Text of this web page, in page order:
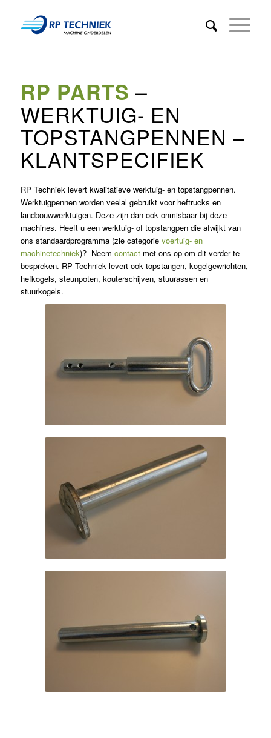
RP PARTS –
WERKTUIG- EN
TOPSTANGPENNEN –
KLANTSPECIFIEK
RP Techniek levert kwalitatieve werktuig- en topstangpennen.
Werktuigpennen worden veelal gebruikt voor heftrucks en
landbouwwerktuigen. Deze zijn dan ook onmisbaar bij deze
machines. Heeft u een werktuig- of topstangpen die afwijkt van
ons standaardprogramma (zie categorie voertuig- en
machinetechniek)? Neem contactmet ons op om dit verder te
bespreken. RP Techniek levert ook topstangen, kogelgewrichten,
hefkogels, steunpoten, kouterschijven, stuurassen en
stuurkogels.